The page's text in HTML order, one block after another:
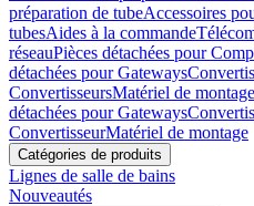
préparation de tubeAccessoires
tubesAides à la commande
réseauPièces détachées pour
détachées pour Gateways
ConvertisseursMatériel de montage
détachées pour Gateways
ConvertisseurMatériel de montage
Catégories de produits
Lignes de salle de bains
Nouveautés